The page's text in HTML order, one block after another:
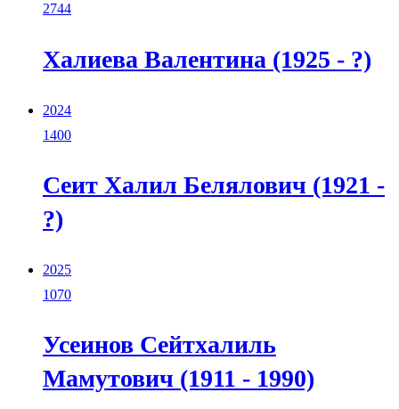
2744
Халиева Валентина (1925 - ?)
2024
1400
Сеит Халил Белялович (1921 -
?)
2025
1070
Усеинов Сейтхалиль
Мамутович (1911 - 1990)